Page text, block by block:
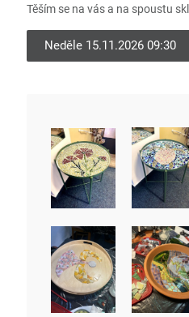
Těším se na vás a na spoustu
Neděle 15.11.2026 09:30